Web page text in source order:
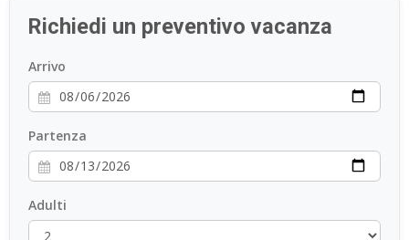
ESP
Richiedi un preventivo vacanza
Arrivo
Partenza
Adulti